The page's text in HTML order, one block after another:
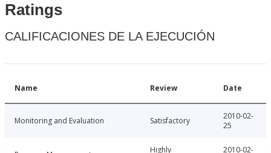
Ratings
CALIFICACIONES DE LA EJECUCIÓN
Name Review Date
Monitoring and Evaluation Satisfactory
2010-02-
25
Highly 2010-02-